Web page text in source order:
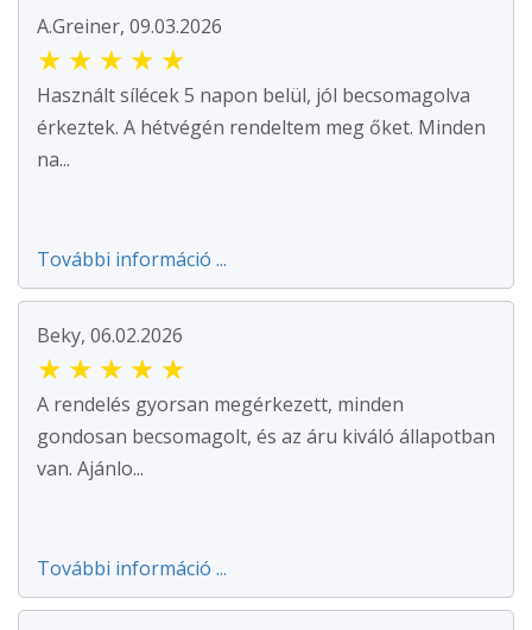
A.Greiner, 09.03.2026
★ ★ ★ ★ ★
Használt sílécek 5 napon belül, jól becsomagolva
érkeztek. A hétvégén rendeltem meg őket. Minden
na...
További információ ...
Beky, 06.02.2026
★ ★ ★ ★ ★
A rendelés gyorsan megérkezett, minden
gondosan becsomagolt, és az áru kiváló állapotban
van. Ajánlo...
További információ ...